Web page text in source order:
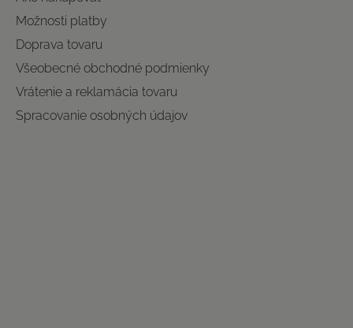
Možnosti platby
Doprava tovaru
Všeobecné obchodné podmienky
Vrátenie a reklamácia tovaru
Spracovanie osobných údajov